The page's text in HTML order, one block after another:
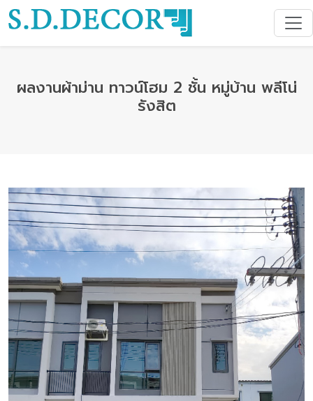
ผลงานผ้าม่าน ทาวน์โฮม 2 ชั้น หมู่บ้าน พลีโน่
รังสิต